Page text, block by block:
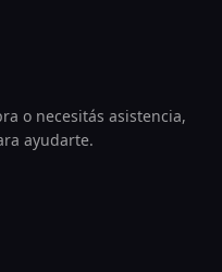
o necesitás asistencia,
ayudarte.